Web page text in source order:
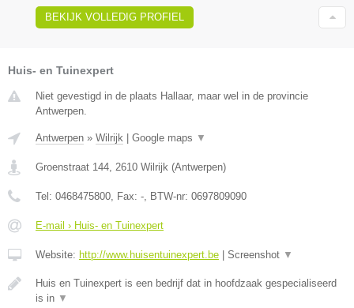
BEKIJK VOLLEDIG PROFIEL
Huis- en Tuinexpert
Niet gevestigd in de plaats Hallaar, maar wel in de provincie
Antwerpen.
Antwerpen » Wilrijk Google maps ▼
Groenstraat 144, 2610 Wilrijk (Antwerpen)
Tel: 0468475800, Fax: -, BTW-nr: 0697809090
E-mail › Huis- en Tuinexpert
Website: http://www.huisentuinexpert.be Screenshot ▼
Huis en Tuinexpert is een bedrijf dat in hoofdzaak gespecialiseerd
is in ▼